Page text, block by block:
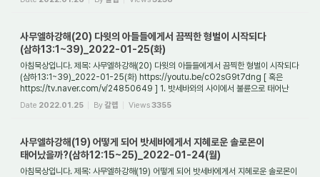
사무엘하강해(20) 다윗의 아들들에게서 끔찍한 형벌이 시작되다
(삼하13:1~39)_2022-01-25(화)
아침묵상입니다. 제목: 사무엘하강해(20) 다윗의 아들들에게서 끔찍한 형벌이 시작되다
(삼하13:1~39)_2022-01-25(화) https://youtu.be/cO2sG9t7dng [ 혹은
https://tv.naver.com/v/24850649 ] 1. 밧세바와의 사이에서 불륜으로 태어난
아기가 죽은 후에 다윗...
Date 2022.01.25 By갈렙 Views3355
사무엘하강해(19) 어떻게 되어 밧세바에게서 지혜로운 솔로몬이
태어났을까?(삼하12:15~25)_2022-01-24(월)
아침묵상입니다. 제목: 사무엘하강해(19) 어떻게 되어 밧세바에게서 지혜로운 솔로몬이